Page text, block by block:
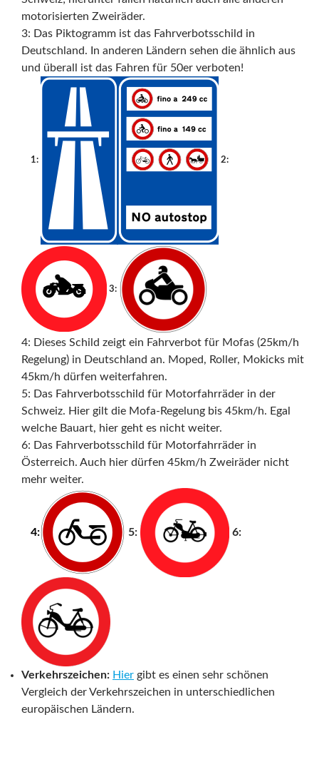
motorisierten Zweiräder.
3: Das Piktogramm ist das Fahrverbotsschild in
Deutschland. In anderen Ländern sehen die ähnlich aus
und überall ist das Fahren für 50er verboten!
1: 2:
3:
4: Dieses Schild zeigt ein Fahrverbot für Mofas (25km/h
Regelung) in Deutschland an. Moped, Roller, Mokicks mit
45km/h dürfen weiterfahren.
5: Das Fahrverbotsschild für Motorfahrräder in der
Schweiz. Hier gilt die Mofa-Regelung bis 45km/h. Egal
welche Bauart, hier geht es nicht weiter.
6: Das Fahrverbotsschild für Motorfahrräder in
Österreich. Auch hier dürfen 45km/h Zweiräder nicht
mehr weiter.
4: 5: 6:
Verkehrszeichen: Hier gibt es einen sehr schönen
Vergleich der Verkehrszeichen in unterschiedlichen
europäischen Ländern.